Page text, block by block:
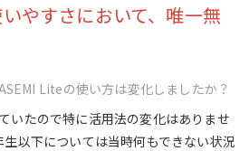
やすさにおいて、唯一無
Liteの使い方は変化しましたか？
いたので特に活用法の変化はありませ
以下については当時何もできない状況